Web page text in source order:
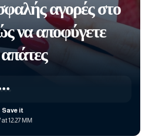
αγορές στο
να αποφύγετε
at 12:27 ΜΜ